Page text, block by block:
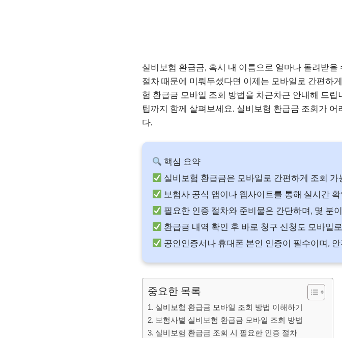
실비보험 환급금, 혹시 내 이름으로 얼마나 돌려받
절차 때문에 미뤄두셨다면 이제는 모바일로 간편하
험 환급금 모바일 조회 방법을 차근차근 안내해 드
팁까지 함께 살펴보세요. 실비보험 환급금 조회가
다.
핵심 요약
실비보험 환급금은 모바일로 간편하게 조회 가
보험사 공식 앱이나 웹사이트를 통해 실시간
필요한 인증 절차와 준비물은 간단하며, 몇 분
환급금 내역 확인 후 바로 청구 신청도 모바일
공인인증서나 휴대폰 본인 인증이 필수이며,
중요한 목록
실비보험 환급금 모바일 조회 방법 이해하기
보험사별 실비보험 환급금 모바일 조회 방법
실비보험 환급금 조회 시 필요한 인증 절차